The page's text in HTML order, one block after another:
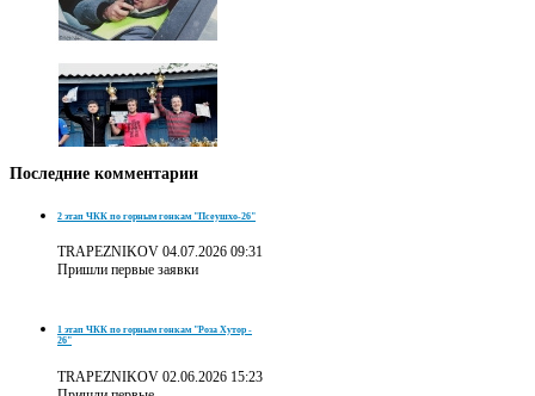
Последние комментарии
2 этап ЧКК по горным гонкам "Псеушхо-26"
TRAPEZNIKOV 04.07.2026 09:31
Пришли первые заявки
1 этап ЧКК по горным гонкам "Роза Хутор -
26"
TRAPEZNIKOV 02.06.2026 15:23